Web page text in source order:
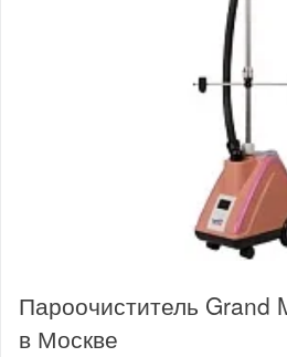
Пароочиститель Grand
в Москве